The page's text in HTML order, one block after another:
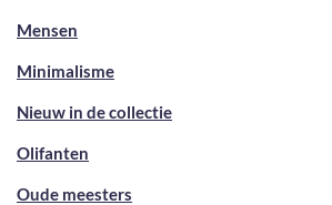
Mensen
Minimalisme
Nieuw in de collectie
Olifanten
Oude meesters